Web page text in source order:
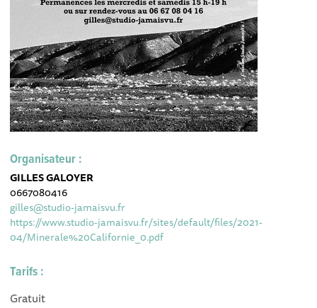
Organisateur :
GILLES GALOYER
0667080416
gilles@studio-jamaisvu.fr
https://www.studio-jamaisvu.fr/sites/default/files/2021-
04/Minerale%20Californie_0.pdf
Tarifs :
Gratuit